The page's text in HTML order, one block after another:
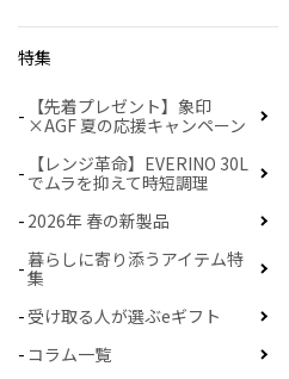
特集
【先着プレゼント】象印
×AGF 夏の応援キャンペーン
【レンジ革命】EVERINO 30L
でムラを抑えて時短調理
2026年 春の新製品
暮らしに寄り添うアイテム特
集
受け取る人が選ぶeギフト
コラム一覧